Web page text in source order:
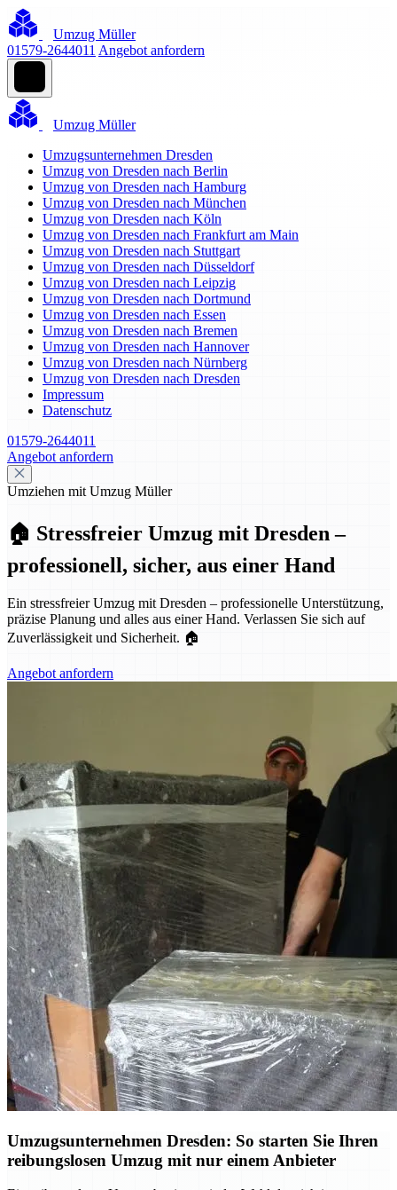
Umzug Müller
01579-2644011 Angebot anfordern
Umzug Müller
Umzugsunternehmen Dresden
Umzug von Dresden nach Berlin
Umzug von Dresden nach Hamburg
Umzug von Dresden nach München
Umzug von Dresden nach Köln
Umzug von Dresden nach Frankfurt am Main
Umzug von Dresden nach Stuttgart
Umzug von Dresden nach Düsseldorf
Umzug von Dresden nach Leipzig
Umzug von Dresden nach Dortmund
Umzug von Dresden nach Essen
Umzug von Dresden nach Bremen
Umzug von Dresden nach Hannover
Umzug von Dresden nach Nürnberg
Umzug von Dresden nach Dresden
Impressum
Datenschutz
01579-2644011
Angebot anfordern
Umziehen mit Umzug Müller
🏠 Stressfreier Umzug mit Dresden –
professionell, sicher, aus einer Hand
Ein stressfreier Umzug mit Dresden – professionelle Unterstützung,
präzise Planung und alles aus einer Hand. Verlassen Sie sich auf
Zuverlässigkeit und Sicherheit. 🏠
Angebot anfordern
Umzugsunternehmen Dresden: So starten Sie Ihren
reibungslosen Umzug mit nur einem Anbieter